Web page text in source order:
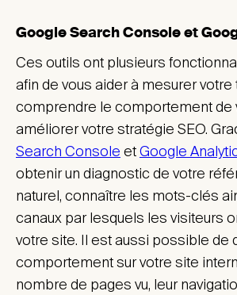
Google Search Console et
Ces outils ont plusieurs
afin de vous aider à mesurer votre
comprendre le comportement de
améliorer votre stratégie SEO.
Search Console etGoogle
obtenir un diagnostic de votre
naturel, connaître les mots-clés
canaux par lesquels les visiteurs
votre site. Il est aussi possible de
comportement sur votre site
nombre de pages vu, leur